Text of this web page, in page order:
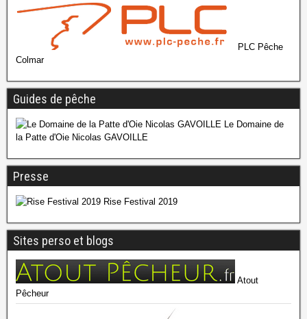
PLC Pêche
Colmar
Guides de pêche
Le Domaine de
la Patte d'Oie Nicolas GAVOILLE
Presse
Rise Festival 2019
Sites perso et blogs
Atout
Pêcheur